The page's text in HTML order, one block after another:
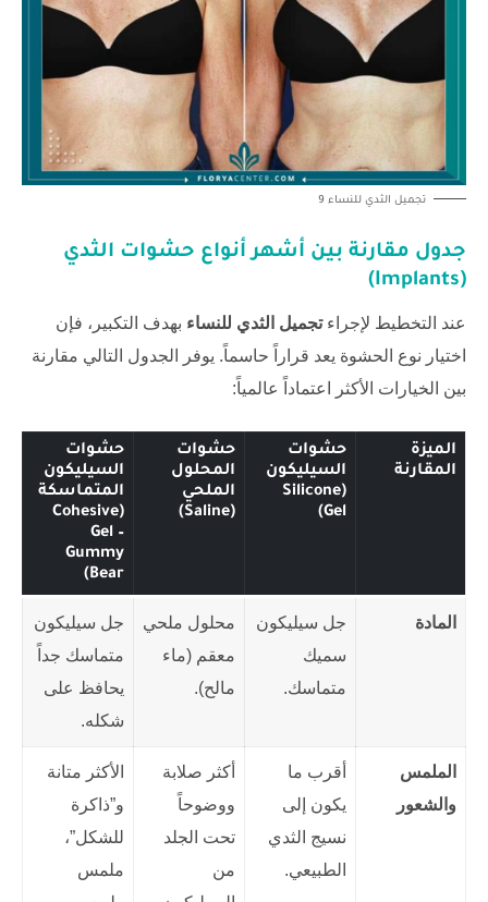
تجميل الثدي ‏للنساء 9
جدول مقارنة بين أشهر أنواع حشوات الثدي
(Implants)
عند التخطيط لإجراءتجميل الثدي ‏للنساء بهدف التكبير، فإن
اختيار نوع الحشوة يعد قراراً حاسماً. يوفر الجدول التالي مقارنة
بين الخيارات الأكثر اعتماداً عالمياً:
الميزة
المقارنة
حشوات
السيليكون
(Silicone
Gel)
حشوات
المحلول
الملحي
(Saline)
حشوات
السيليكون
المتماسكة
(Cohesive
Gel –
Gummy
Bear)
المادة
جل سيليكون
سميك
متماسك.
محلول ملحي
معقم (ماء
مالح).
جل سيليكون
متماسك جداً
يحافظ على
شكله.
الملمس
والشعور
أقرب ما
يكون إلى
نسيج الثدي
الطبيعي.
أكثر صلابة
ووضوحاً
تحت الجلد
من
الأكثر متانة
و”ذاكرة
للشكل”،
ملمس